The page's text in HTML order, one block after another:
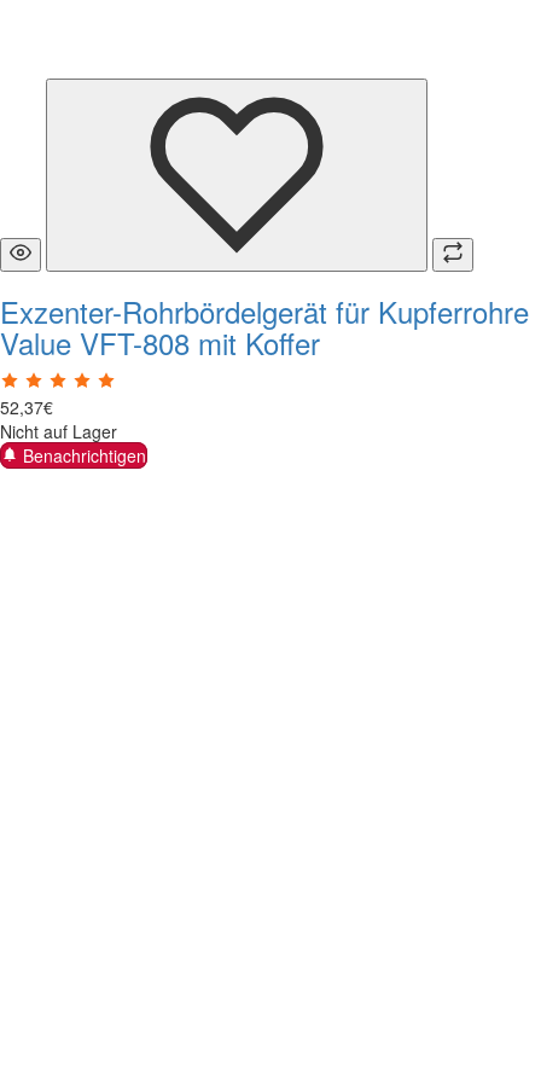
Exzenter-Rohrbördelgerät für Kupferrohre
Value VFT-808 mit Koffer
52,37€
Nicht auf Lager
Benachrichtigen